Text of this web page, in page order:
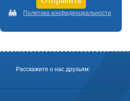
Политика конфиденциальности
Расскажите о нас друзьям: